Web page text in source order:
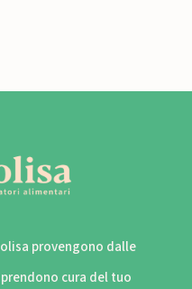
provengono dalle
cura del tuo